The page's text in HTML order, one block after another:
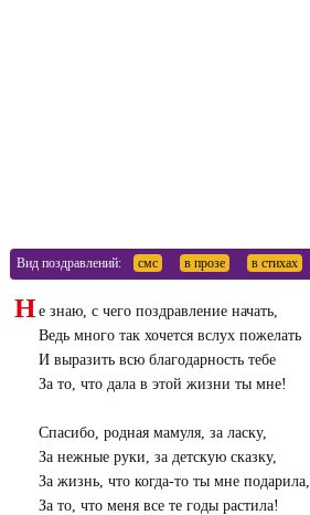
Вид поздравлений: смс в прозе в стихах
Н е знаю, с чего поздравление начать,
Ведь много так хочется вслух пожелать
И выразить всю благодарность тебе
За то, что дала в этой жизни ты мне!
Спасибо, родная мамуля, за ласку,
За нежные руки, за детскую сказку,
За жизнь, что когда-то ты мне подарила,
За то, что меня все те годы растила!